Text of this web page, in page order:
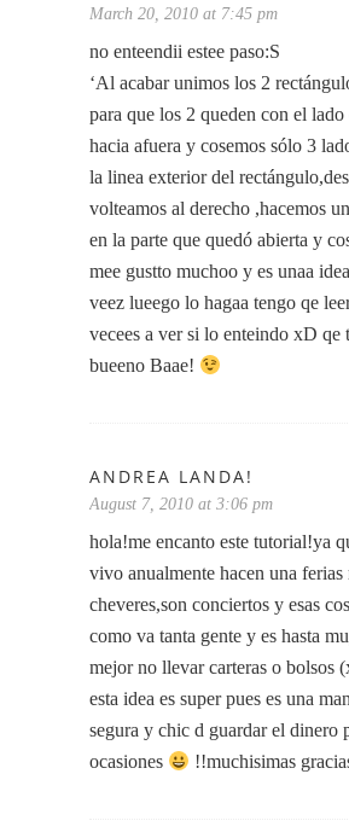
March 20, 2010 at 7:45 pm
no enteendii estee paso:S
‘Al acabar unimos los 2
para que los 2 queden con el lado
hacia afuera y cosemos sólo 3
la linea exterior del
volteamos al derecho ,hacemos
en la parte que quedó abierta y
mee gustto muchoo y es unaa
veez lueego lo hagaa tengo qe
vecees a ver si lo enteindo xD qe
bueeno Baae!
ANDREA LANDA!
August 7, 2010 at 3:06 pm
hola!me encanto este tutorial!ya
vivo anualmente hacen una ferias
cheveres,son conciertos y esas
como va tanta gente y es hasta
mejor no llevar carteras o bolsos
esta idea es super pues es una
segura y chic d guardar el dinero
ocasiones
!!muchisimas